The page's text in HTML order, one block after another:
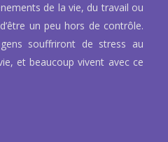
de la vie, du travail ou
un peu hors de contrôle.
souffriront de stress au
et beaucoup vivent avec ce